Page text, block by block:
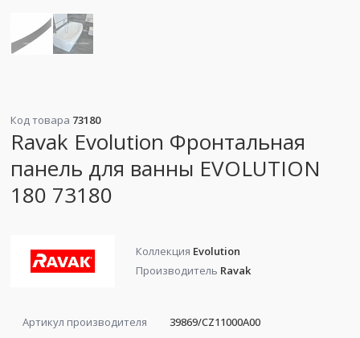
Код товара 73180
Ravak Evolution Фронтальная
панель для ванны EVOLUTION
180 73180
Коллекция Evolution
Производитель Ravak
Артикул производителя
39869/CZ11000A00